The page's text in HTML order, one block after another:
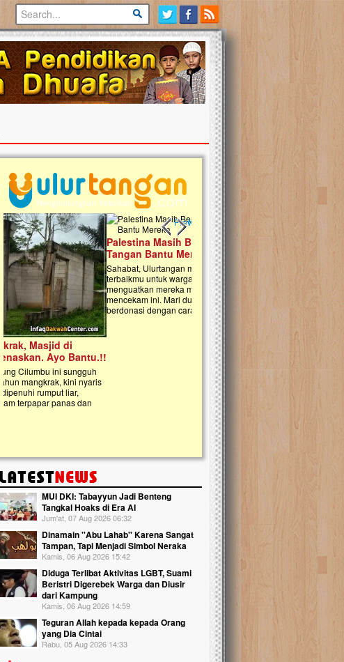
Previous slide
Next slide
Palestina Masih Berduka, Ayo Ulurkan
Tangan Bantu Mereka
Sahabat, Ulurtangan mari kirimkan dukungan
terbaikmu untuk warga Palestina di Gaza demi
menguatkan mereka menghadapi situasi
mencekam ini. Mari dukung mereka dengan
berdonasi dengan cara:...
Open Donasi Wakaf
Rumah Qur'an & TK Islam
Najjah di Jonggol
Saat ini, Ulurtangan bersama Yayasan
Najjahtul Islam Jonggol sedang merintis
pembangunan Rumah Qur’an dan
kanak Islam Terpadu (TKIT) An Najjah
Gedung Majelis Taklim di Jonggol,...
MUI DKI: Tabayyun Jadi Benteng
Tangkal Hoaks di Era AI
Jum'at, 07 Aug 2026 06:32
Dinamain ''Abu Lahab'' Karena Sangat
Tampan, Tapi Menjadi Simbol Neraka
Kamis, 06 Aug 2026 15:42
Diduga Terlibat Aktivitas LGBT, Suami
Beristri Digerebek Warga dan Diusir
dari Kampung
Kamis, 06 Aug 2026 14:59
Teguran Allah kepada kepada Orang
yang Dia Cintai
Rabu, 05 Aug 2026 14:33